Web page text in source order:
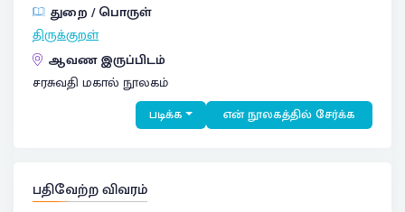
துறை / பொருள்
திருக்குறள்
ஆவண இருப்பிடம்
சரசுவதி மகால் நூலகம்
படிக்க என் நூலகத்தில் சேர்க்க
பதிவேற்ற விவரம்